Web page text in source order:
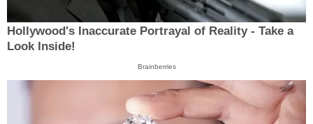
Hollywood's Inaccurate Portrayal of Reality - Take a
Look Inside!
Brainberries